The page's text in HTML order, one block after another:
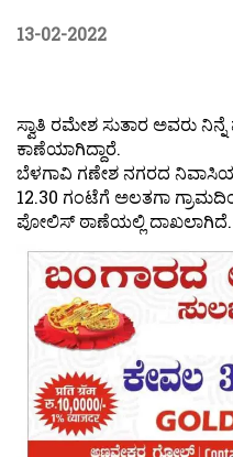
13-02-2022
ಸ್ವಾತಿ ರಮೇಶ ಸುತಾರ ಅವರು
ಕಾಣೆಯಾಗಿದ್ದಾರೆ.
ಬೆಳಗಾವಿ ಗಣೇಶ ನಗರದ
12.30 ಗಂಟೆಗೆ ಅಲತಗಾ
ಪೋಲಿಸ್ ಠಾಣೆಯಲ್ಲಿ ದಾಖಲಾಗಿದೆ.